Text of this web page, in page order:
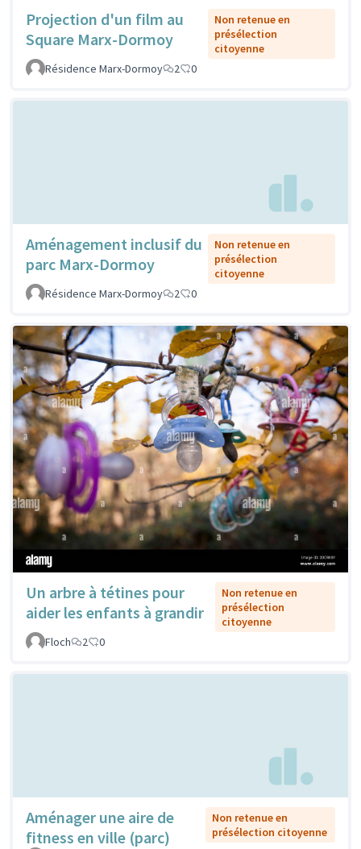
Projection d'un film au
Square Marx-Dormoy
Non retenue en
présélection
citoyenne
Résidence Marx-Dormoy
2 0
Aménagement inclusif du
parc Marx-Dormoy
Non retenue en
présélection
citoyenne
Résidence Marx-Dormoy
2 0
Un arbre à tétines pour
aider les enfants à grandir
Non retenue en
présélection
citoyenne
Floch
2 0
Aménager une aire de
fitness en ville (parc)
Non retenue en
présélection citoyenne